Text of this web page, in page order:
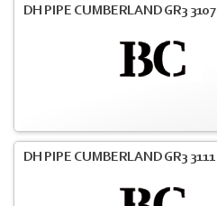
DH PIPE CUMBERLAND GR3 3107
DH PIPE CUMBERLAND GR3 3111